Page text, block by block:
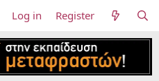
Log in Register